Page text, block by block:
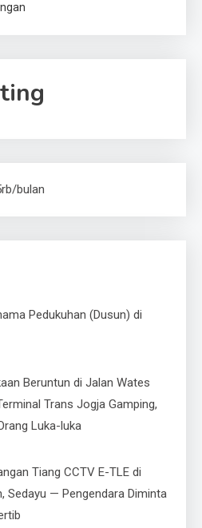
bulan
Pedukuhan (Dusun) di
Beruntun di Jalan Wates
Trans Jogja Gamping,
Luka-luka
Tiang CCTV E-TLE di
Sedayu — Pengendara Diminta